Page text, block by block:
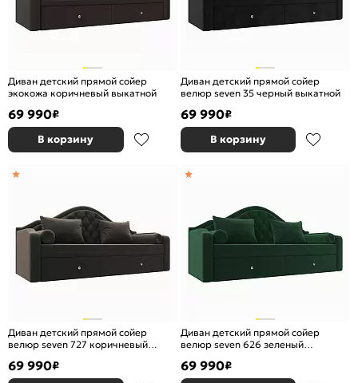
Диван детский прямой сойер
экокожа коричневый выкатной
69 990₽
В корзину
Диван детский прямой сойер
велюр seven 35 черный выкатной
69 990₽
В корзину
Диван детский прямой сойер
велюр seven 727 коричневый
69 990₽
Диван детский прямой сойер
велюр seven 626 зеленый
69 990₽